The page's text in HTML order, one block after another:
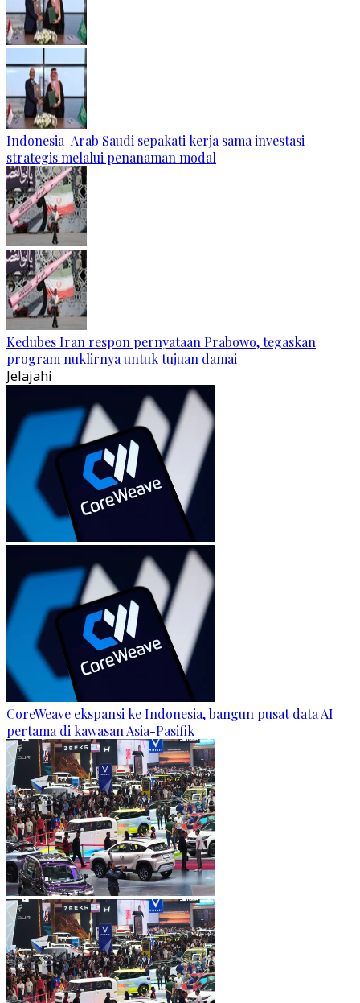
Indonesia-Arab Saudi sepakati kerja sama investasi
strategis melalui penanaman modal
Kedubes Iran respon pernyataan Prabowo, tegaskan
program nuklirnya untuk tujuan damai
Jelajahi
CoreWeave ekspansi ke Indonesia, bangun pusat data AI
pertama di kawasan Asia-Pasifik